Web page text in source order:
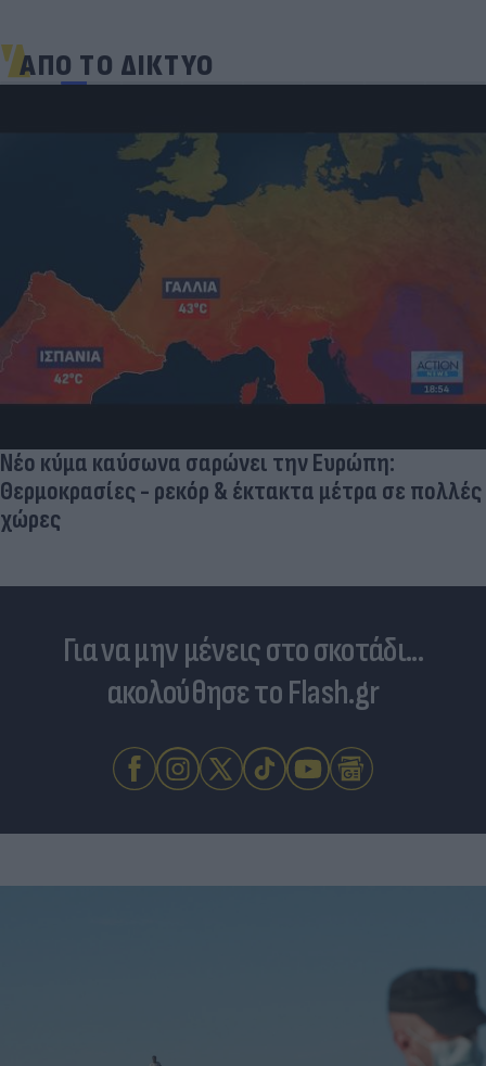
ΑΠΟ ΤΟ ΔΙΚΤΥΟ
Νέο κύμα καύσωνα σαρώνει την Ευρώπη:
Θερμοκρασίες - ρεκόρ & έκτακτα μέτρα σε πολλές
χώρες
Για να μην μένεις στο σκοτάδι...
ακολούθησε το Flash.gr